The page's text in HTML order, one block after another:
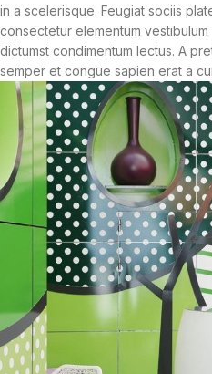
in a scelerisque. Feugiat sociis
consectetur elementum
dictumst condimentum lectus. A
semper et congue sapien erat a